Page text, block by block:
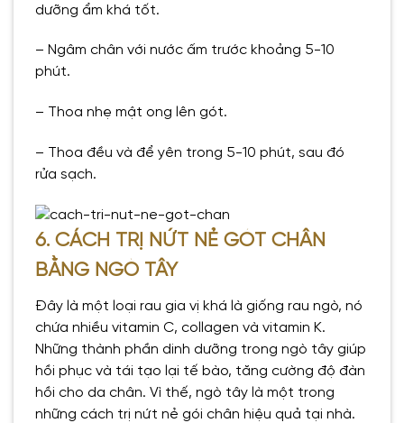
dưỡng ẩm khá tốt.
– Ngâm chân với nước ấm trước khoảng 5-10
phút.
– Thoa nhẹ mật ong lên gót.
– Thoa đều và để yên trong 5-10 phút, sau đó
rửa sạch.
6. CÁCH TRỊ NỨT NẺ GÓT CHÂN
BẰNG NGÒ TÂY
Đây là một loại rau gia vị khá là giống rau ngò, nó
chứa nhiều vitamin C, collagen và vitamin K.
Những thành phần dinh dưỡng trong ngò tây giúp
hồi phục và tái tạo lại tế bào, tăng cường độ đàn
hồi cho da chân. Vì thế, ngò tây là một trong
những cách trị nứt nẻ gói chân hiệu quả tại nhà.